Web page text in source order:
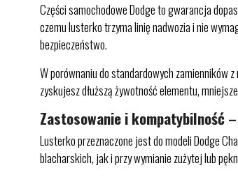
Części samochodowe Dodge to gwarancja
czemu lusterko trzyma linię nadwozia i nie
bezpieczeństwo.
W porównaniu do standardowych zamienników
zyskujesz dłuższą żywotność elementu,
Zastosowanie i kompatybilność
Lusterko przeznaczone jest do modeli Dodge
blacharskich, jak i przy wymianie zużytej lub